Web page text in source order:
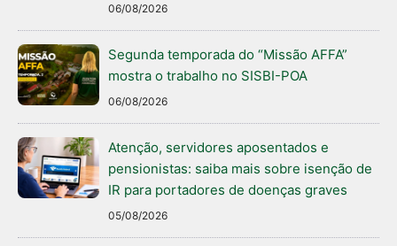
06/08/2026
Segunda temporada do “Missão AFFA”
mostra o trabalho no SISBI-POA
06/08/2026
Atenção, servidores aposentados e
pensionistas: saiba mais sobre isenção de
IR para portadores de doenças graves
05/08/2026